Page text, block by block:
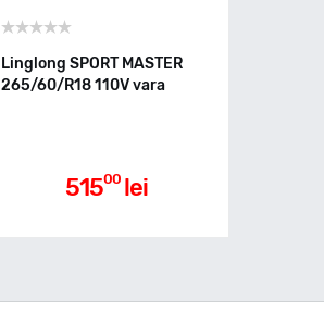
Linglong SPORT MASTER
265/60/R18 110V vara
51500 lei